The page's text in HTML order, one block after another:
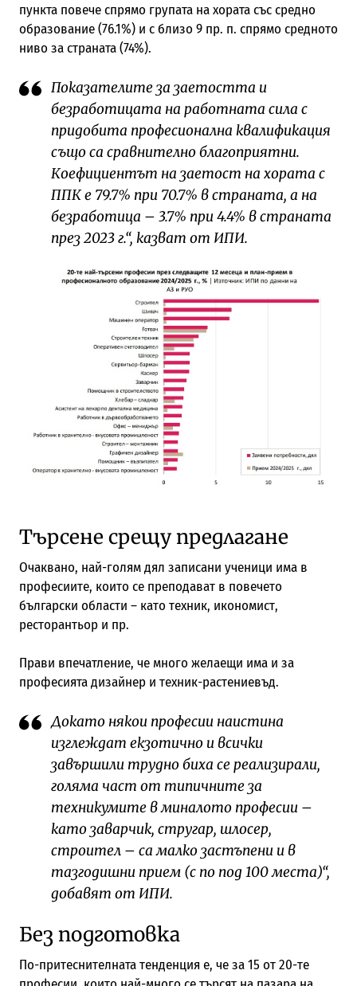
пункта повече спрямо групата на хората със средно
образование (76.1%) и с близо 9 пр. п. спрямо средното
ниво за страната (74%).
Показателите за заетостта и
безработицата на работната сила с
придобита професионална квалификация
също са сравнително благоприятни.
Коефициентът на заетост на хората с
ППК е 79.7% при 70.7% в страната, а на
безработица – 3.7% при 4.4% в страната
през 2023 г.“, казват от ИПИ.
Търсене срещу предлагане
Очаквано, най-голям дял записани ученици има в
професиите, които се преподават в повечето
български области – като техник, икономист,
ресторантьор и пр.
Прави впечатление, че много желаещи има и за
професията дизайнер и техник-растениевъд.
Докато някои професии наистина
изглеждат екзотично и всички
завършили трудно биха се реализирали,
голяма част от типичните за
техникумите в миналото професии –
като заварчик, стругар, шлосер,
строител – са малко застъпени и в
тазгодишни прием (с по под 100 места)“,
добавят от ИПИ.
Без подготовка
По-притеснителната тенденция е, че за 15 от 20-те